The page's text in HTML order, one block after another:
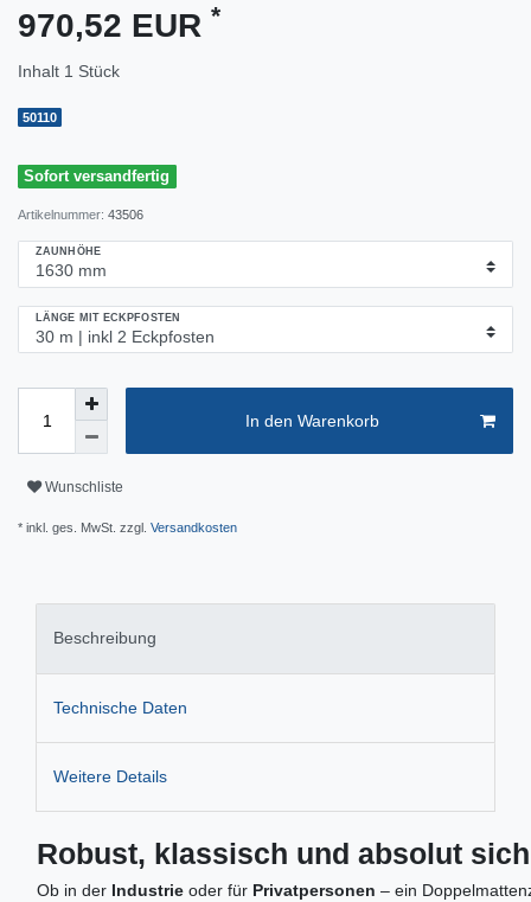
970,52 EUR *
Inhalt 1 Stück
50110
Sofort versandfertig
Artikelnummer: 43506
ZAUNHÖHE
LÄNGE MIT ECKPFOSTEN
In den Warenkorb
Wunschliste
* inkl. ges. MwSt. zzgl. Versandkosten
Beschreibung
Technische Daten
Weitere Details
Robust, klassisch und absolut
Ob in der Industrie oder für Privatpersonen – ein